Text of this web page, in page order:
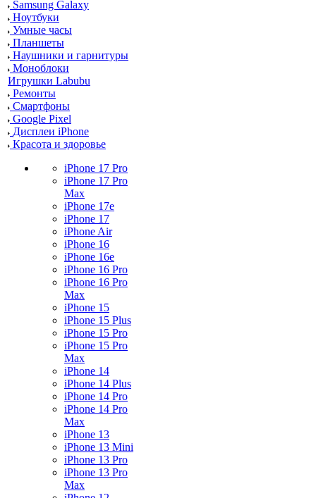
Samsung Galaxy
Ноутбуки
Умные часы
Планшеты
Наушники и гарнитуры
Моноблоки
Игрушки Labubu
Ремонты
Смартфоны
Google Pixel
Дисплеи iPhone
Красота и здоровье
iPhone 17 Pro
iPhone 17 Pro
Max
iPhone 17e
iPhone 17
iPhone Air
iPhone 16
iPhone 16e
iPhone 16 Pro
iPhone 16 Pro
Max
iPhone 15
iPhone 15 Plus
iPhone 15 Pro
iPhone 15 Pro
Max
iPhone 14
iPhone 14 Plus
iPhone 14 Pro
iPhone 14 Pro
Max
iPhone 13
iPhone 13 Mini
iPhone 13 Pro
iPhone 13 Pro
Max